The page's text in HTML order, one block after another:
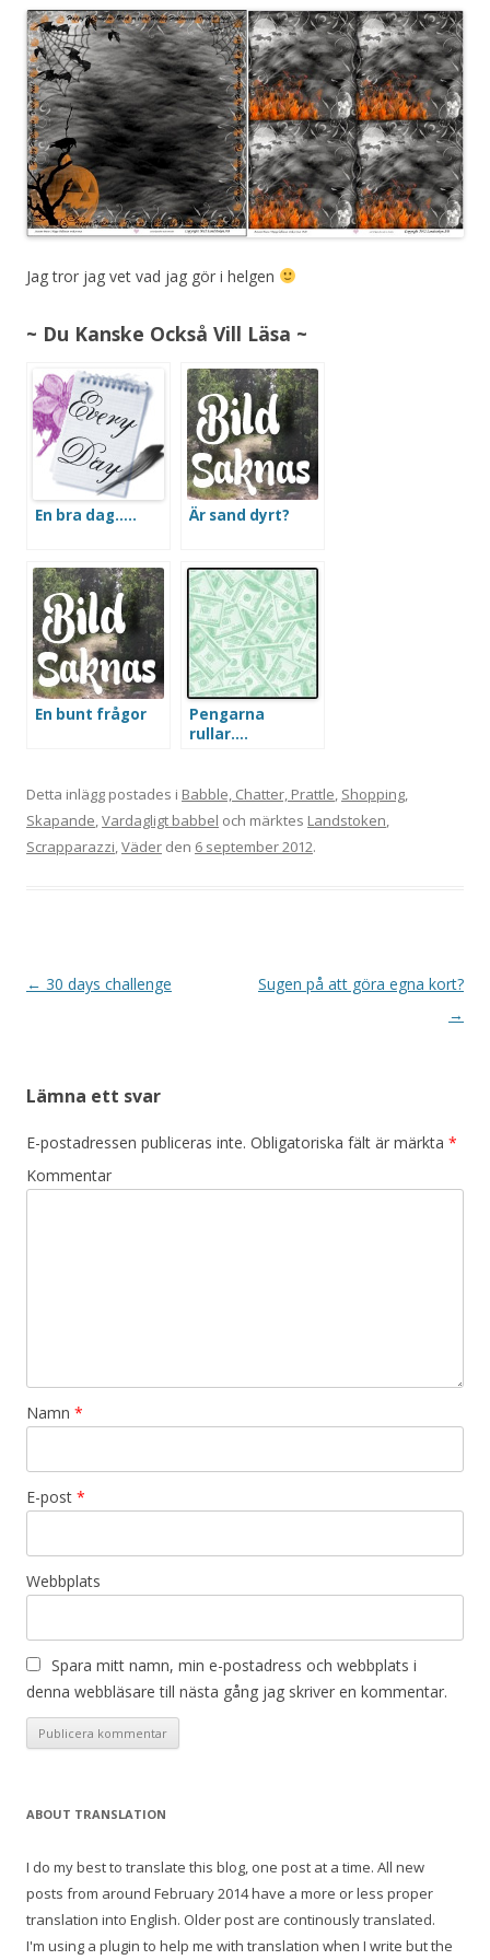
Jag tror jag vet vad jag gör i helgen
~ Du Kanske Också Vill Läsa ~
En bra dag….. Är sand dyrt?
En bunt frågor
Pengarna
rullar….
Detta inlägg postades i Babble, Chatter, Prattle, Shopping,
Skapande,Vardagligt babbel och märktes Landstoken,
Scrapparazzi,Väder den 6 september 2012.
Inläggsnavigering
← 30 days challenge
Sugen på att göra egna kort?
→
Lämna ett svar
E-postadressen publiceras inte. Obligatoriska fält är märkta *
Kommentar
Namn *
E-post *
Webbplats
Spara mitt namn, min e-postadress och webbplats i
denna webbläsare till nästa gång jag skriver en kommentar.
ABOUT TRANSLATION
I do my best to translate this blog, one post at a time. All new
posts from around February 2014 have a more or less proper
translation into English. Older post are continously translated.
I'm using a plugin to help me with translation when I write but the